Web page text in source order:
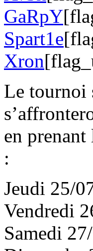
GaRpY
Spart1e
Xron
Le tournoi
en prenant
:
Jeudi 25/
Vendredi
Samedi